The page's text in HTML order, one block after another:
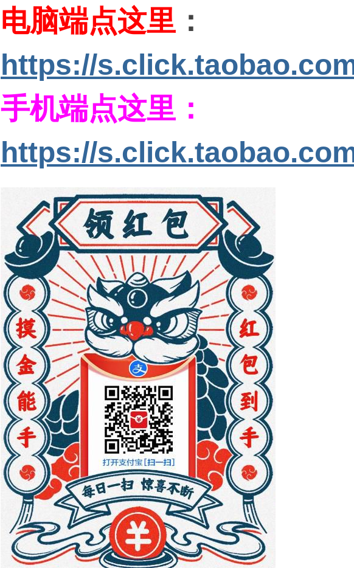
电脑端点这里 ：
https://
手机端点这里：
https://